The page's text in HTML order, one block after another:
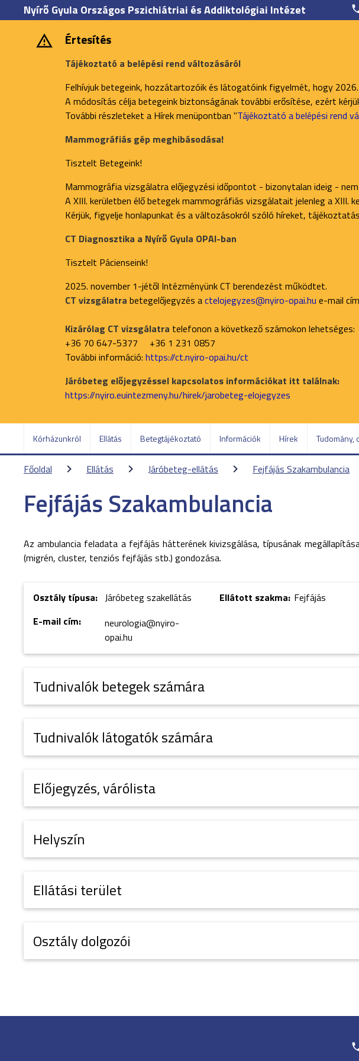
Nyírő Gyula Országos Pszichiátriai és Addiktológiai Intézet
Értesítés
Tájékoztató a belépési rend változásáról
Felhívjuk betegeink, hozzátartozóik és látogatóink figyelmét, hogy
A módosítás célja betegeink biztonságának további erősítése, ezért
További részleteket a Hírek menüpontban "Tájékoztató a belépési rend
Mammográfiás gép meghibásodása!
Tisztelt Betegeink!
Mammográfia vizsgálatra előjegyzési időpontot - bizonytalan ideig -
A XIII. kerületben élő betegek mammográfiás vizsgálatait jelenleg a XIII.
Kérjük, figyelje honlapunkat és a változásokról szóló híreket,
CT Diagnosztika a Nyírő Gyula OPAI-ban
Tisztelt Pácienseink!
2025. november 1-jétől Intézményünk CT berendezést működtet.
CT vizsgálatra betegelőjegyzés actelojegyzes@nyiro-opai.hu e-mail
Kizárólag CT vizsgálatra telefonon a következő számokon lehetséges:
+36 70 647-5377 +36 1 231 0857
További információ: https://ct.nyiro-opai.hu/ct
Járóbeteg előjegyzéssel kapcsolatos információkat itt találnak:
https://nyiro.euintezmeny.hu/hirek/jarobeteg-elojegyzes
Kórházunkról Ellátás Betegtájékoztató Információk Hírek Tudomány,
Főoldal Ellátás Járóbeteg-ellátás Fejfájás Szakambulancia
Fejfájás Szakambulancia
Az ambulancia feladata a fejfájás hátterének kivizsgálása, típusának
(migrén, cluster, tenziós fejfájás stb.) gondozása.
Osztály típusa: Járóbeteg szakellátás Ellátott szakma: Fejfájás
E-mail cím:
neurologia@nyiro-
opai.hu
Tudnivalók betegek számára
Tudnivalók látogatók számára
Előjegyzés, várólista
Helyszín
Ellátási terület
Osztály dolgozói